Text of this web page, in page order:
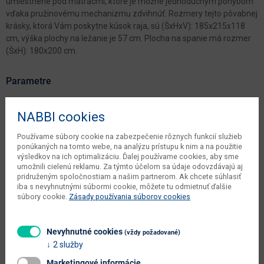
vďaka pružinovému mechanizmu zdvihnúť. Rozmery tejto pôvabnej
krásky, ktorá Vám poskytne kúsok raja, sú (ŠxHxV): 185x215x118
cm, výška plochy na ležanie je 57 cm. Plocha na spanie má rozmer
(ŠxH): 180x200 cm.
Parametre
Výška 118 cm
výrobcu
2.31 m3
čistá váha výrobcu 187 kg
počet balíkov výrobcu
NABBI cookies
Používame súbory cookie na zabezpečenie rôznych funkcií služieb
ponúkaných na tomto webe, na analýzu prístupu k nim a na použitie
výsledkov na ich optimalizáciu. Ďalej používame cookies, aby sme
umožnili cielenú reklamu. Za týmto účelom sa údaje odovzdávajú aj
pridruženým spoločnostiam a našim partnerom. Ak chcete súhlasiť
iba s nevyhnutnými súbormi cookie, môžete tu odmietnuť ďalšie
súbory cookie. Zásady používania súborov cookies
Nevyhnutné cookies (vždy požadované)
2 služby